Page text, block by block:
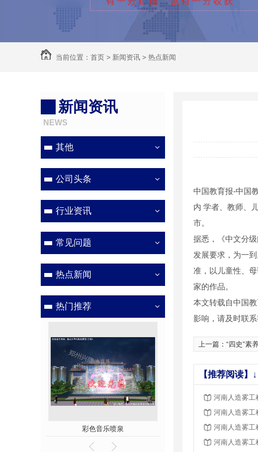
当前位置： 首页 > 新闻资讯 > 热点新闻
新闻资讯
NEWS
其他
公司头条
行业资讯
常见问题
热点新闻
热门推荐
彩色音乐喷泉 河南音乐喷泉设计
中国教育报-中国
内 学者、教师、
市。
据悉，《中文分
发展要求，为一
准，以儿童性、
家的作品。
本文转载自中国
影响，请及时联系
上一篇： “四史”素
【推荐阅读】↓
河南人造雾工
河南人造雾工
河南人造雾工
河南人造雾工